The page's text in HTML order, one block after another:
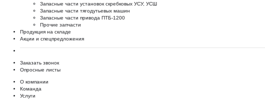
Запасные части установок скребковых УСУ, УСШ
Запасные части тягодутьевых машин
Запасные части привода ПТБ-1200
Прочие запчасти
Продукция на складе
Акции и спецпредложения
Заказать звонок
Опросные листы
О компании
Команда
Услуги